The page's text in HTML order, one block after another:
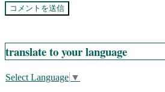
translate to your language
Select Language ▼